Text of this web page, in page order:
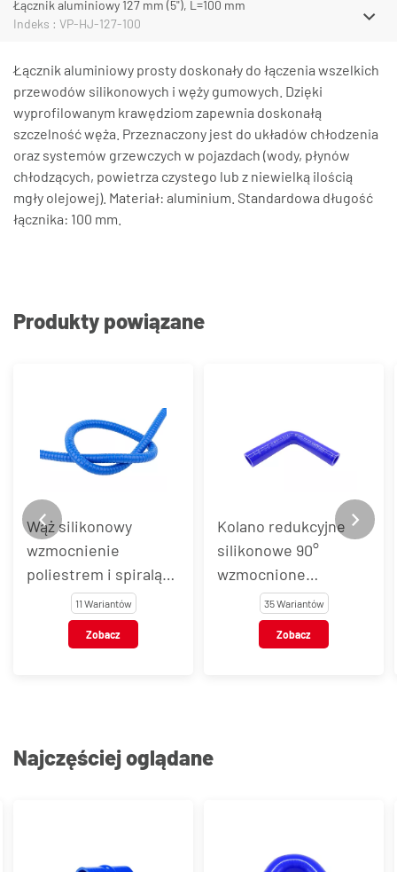
Łącznik aluminiowy 127 mm (5"), L=100 mm
Indeks : VP-HJ-127-100
Łącznik aluminiowy prosty doskonały do łączenia wszelkich
przewodów silikonowych i węży gumowych. Dzięki
wyprofilowanym krawędziom zapewnia doskonałą
szczelność węża. Przeznaczony jest do układów chłodzenia
oraz systemów grzewczych w pojazdach (wody, płynów
chłodzących, powietrza czystego lub z niewielką ilością
mgły olejowej). Materiał: aluminium. Standardowa długość
łącznika: 100 mm.
Produkty powiązane
Wąż silikonowy
wzmocnienie
poliestrem i spiralą
stalową SUPER FLEX,
niebieski
11 Wariantów
Zobacz
Kolano redukcyjne
silikonowe 90°
wzmocnione
poliestrem, ER,
niebieskie
35 Wariantów
Zobacz
Najczęściej oglądane